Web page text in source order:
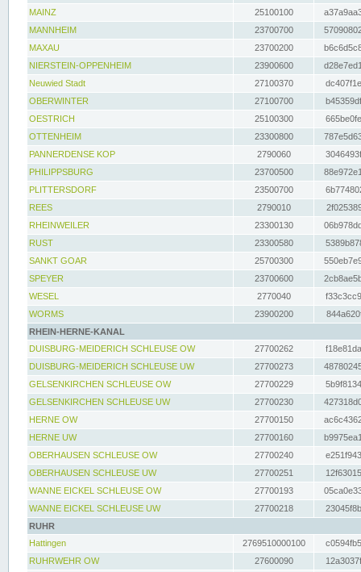
MAINZ
25100100
MANNHEIM
23700700
MAXAU
23700200
NIERSTEIN-OPPENHEIM
23900600
Neuwied Stadt
27100370
OBERWINTER
27100700
OESTRICH
25100300
OTTENHEIM
23300800
PANNERDENSE KOP
2790060
PHILIPPSBURG
23700500
PLITTERSDORF
23500700
REES
2790010
RHEINWEILER
23300130
RUST
23300580
SANKT GOAR
25700300
SPEYER
23700600
WESEL
2770040
WORMS
23900200
RHEIN-HERNE-KANAL
DUISBURG-MEIDERICH SCHLEUSE OW
27700262
DUISBURG-MEIDERICH SCHLEUSE UW
27700273
GELSENKIRCHEN SCHLEUSE OW
27700229
GELSENKIRCHEN SCHLEUSE UW
27700230
HERNE OW
27700150
HERNE UW
27700160
OBERHAUSEN SCHLEUSE OW
27700240
OBERHAUSEN SCHLEUSE UW
27700251
WANNE EICKEL SCHLEUSE OW
27700193
WANNE EICKEL SCHLEUSE UW
27700218
RUHR
Hattingen
2769510000100
RUHRWEHR OW
27600090